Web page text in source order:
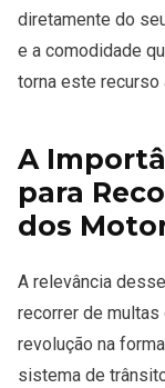
diretamente do
e a comodidade
torna este recurso
A
para
dos
A relevância
recorrer de multas
revolução na
sistema de